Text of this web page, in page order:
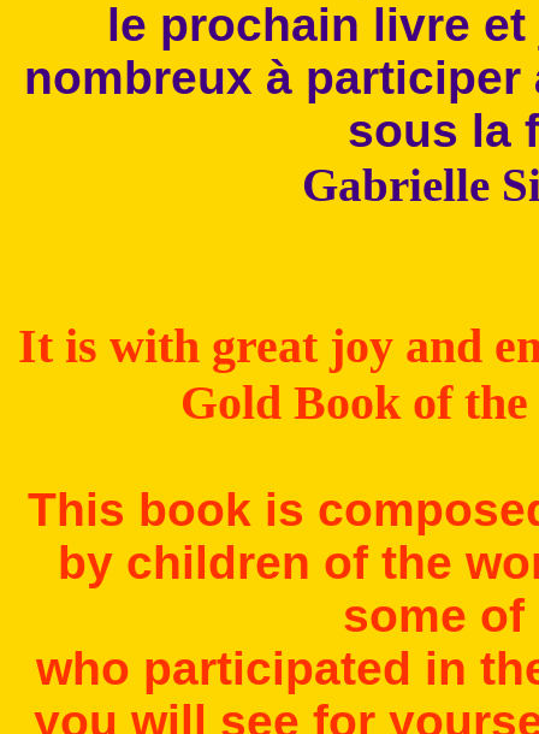
le prochain livre
nombreux à
sous la
Gabrielle
It is with great joy and
Gold Book of
This book is
by children of the
some of
who participated in
you will see for